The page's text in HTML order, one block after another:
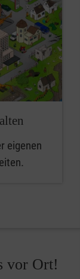
eigenen
vor Ort!